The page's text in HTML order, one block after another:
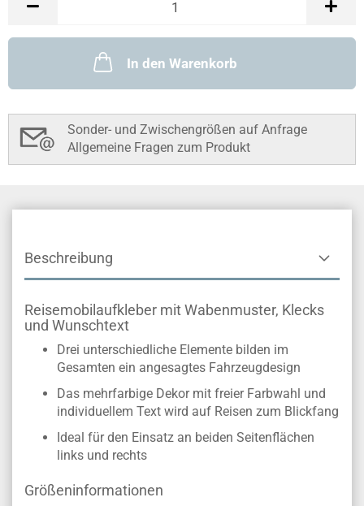
In den Warenkorb
Sonder- und Zwischengrößen auf Anfrage
Allgemeine Fragen zum Produkt
Beschreibung
Reisemobilaufkleber mit Wabenmuster, Klecks
und Wunschtext
Drei unterschiedliche Elemente bilden im
Gesamten ein angesagtes Fahrzeugdesign
Das mehrfarbige Dekor mit freier Farbwahl und
individuellem Text wird auf Reisen zum Blickfang
Ideal für den Einsatz an beiden Seitenflächen
links und rechts
Größeninformationen